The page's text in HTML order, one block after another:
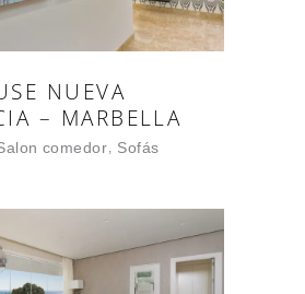
NUEVA
– MARBELLA
comedor Sofás